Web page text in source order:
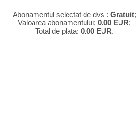
Abonamentul selectat de dvs : Gratuit;
Valoarea abonamentului: 0.00 EUR;
Total de plata: 0.00 EUR.